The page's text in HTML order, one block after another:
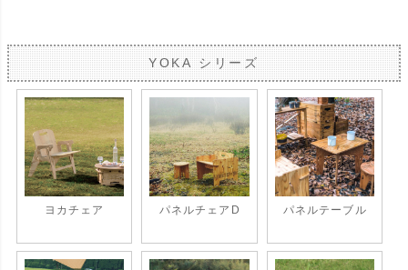
YOKA シリーズ
ヨカチェア パネルチェアD パネルテーブル